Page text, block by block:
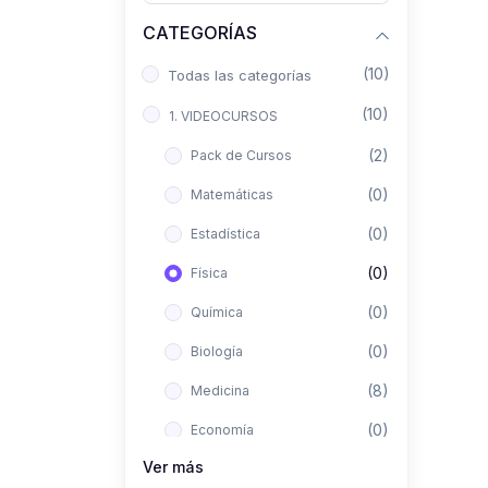
CATEGORÍAS
Todas las categorías (10)
1. VIDEOCURSOS (10)
Pack de Cursos (2)
Matemáticas (0)
Estadística (0)
Física (0)
Química (0)
Biología (0)
Medicina (8)
Economía (0)
Derecho
Ver más